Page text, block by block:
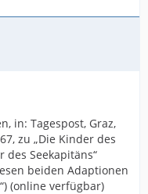
in: Tagespost, Graz,
zu „Die Kinder des
des Seekapitäns“
beiden Adaptionen
(online verfügbar)